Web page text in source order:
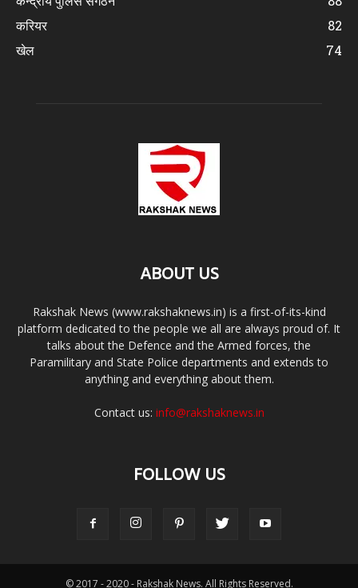
करियर
82
खेल
74
ABOUT US
Rakshak News (www.rakshaknews.in) is a first-of-its-kind
platform dedicated to the people we all are always proud of. It
talks about the Defence and the Armed forces, the
Paramilitary and State Police departments and extends to
anything and everything about them.
Contact us: info@rakshaknews.in
FOLLOW US
© 2017 - 2020 - Rakshak News. All Rights Reserved.